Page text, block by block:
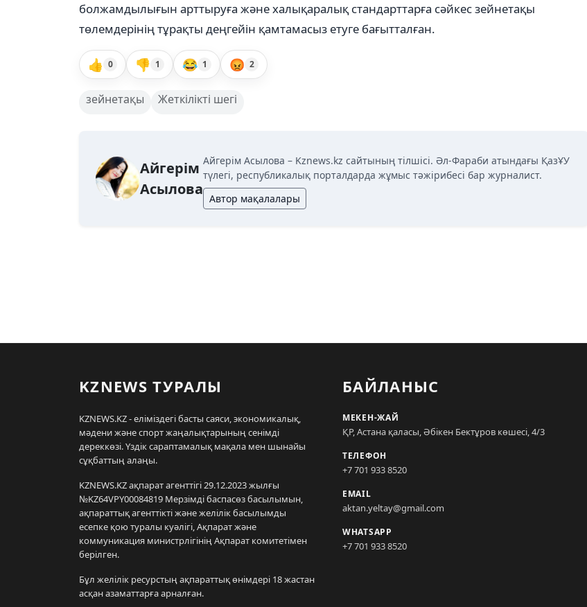
болжамдылығын арттыруға және халықаралық стандарттарға сәйкес зейнетақы
төлемдерінің тұрақты деңгейін қамтамасыз етуге бағытталған.
👍 0 👎 1 😂 1 😡 2
зейнетақы Жеткілікті шегі
Айгерім
Асылова
Айгерім Асылова – Kznews.kz сайтының тілшісі. Әл-Фараби атындағы ҚазҰУ
түлегі, республикалық порталдарда жұмыс тәжірибесі бар журналист.
Автор мақалалары
KZNEWS ТУРАЛЫ
KZNEWS.KZ - еліміздегі басты саяси, экономикалық,
мәдени және спорт жаңалықтарының сенімді
дереккөзі. Үздік сараптамалық мақала мен шынайы
сұқбаттың алаңы.
KZNEWS.KZ ақпарат агенттігі 29.12.2023 жылғы
№KZ64VPY00084819 Мерзімді баспасөз басылымын,
ақпараттық агенттікті және желілік басылымды
есепке қою туралы куәлігі, Ақпарат және
коммуникация министрлігінің Ақпарат комитетімен
берілген.
Бұл желілік ресурстың ақпараттық өнімдері 18 жастан
асқан азаматтарға арналған.
БАЙЛАНЫС
МЕКЕН-ЖАЙ
ҚР, Астана қаласы, Әбікен Бектұров көшесі, 4/3
ТЕЛЕФОН
+7 701 933 8520
EMAIL
aktan.yeltay@gmail.com
WHATSAPP
+7 701 933 8520